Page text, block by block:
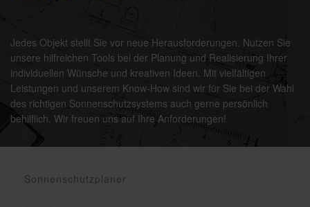
Jedes Objekt stellt Sie vor neue Herausforderungen. Nutzen Sie
unsere hilfreichen Tools bei der Planung und Realisierung Ihrer
individuellen Wünsche und kreativen Ideen. Mit vielfältigen
Leistungen und unserem Know-How sind wir für Sie bei der Wahl
des richtigen Sonnenschutzsystems auch gerne persönlich
behilflich. Wir freuen uns auf Ihre Anforderungen!
Sonnenschutzplaner